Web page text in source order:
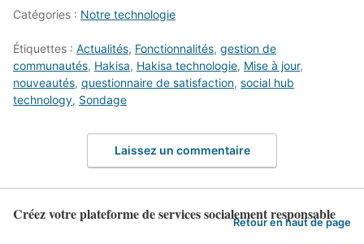
Catégories : Notre technologie
Étiquettes : Actualités, Fonctionnalités, gestion de
communautés, Hakisa, Hakisa technologie, Mise à jour,
nouveautés, questionnaire de satisfaction, social hub
technology, Sondage
Laissez un commentaire
Créez votre plateforme de services socialement responsable
Retour en haut de page